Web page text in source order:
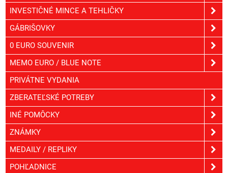
INVESTIČNÉ MINCE A TEHLIČKY
GÁBRIŠOVKY
0 EURO SOUVENIR
MEMO EURO / BLUE NOTE
PRIVÁTNE VYDANIA
ZBERATEĽSKÉ POTREBY
INÉ POMÔCKY
ZNÁMKY
MEDAILY / REPLIKY
POHĽADNICE